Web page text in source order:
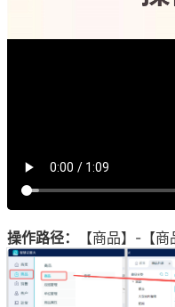
操作路径： 【商品】-【